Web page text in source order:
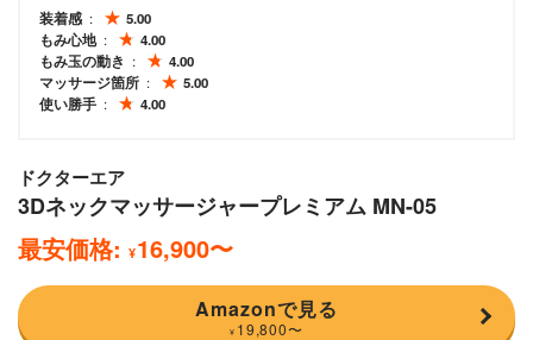
装着感
5.00
もみ心地
4.00
もみ玉の動き
4.00
マッサージ箇所
5.00
使い勝手
4.00
ドクターエア
3Dネックマッサージャープレミアム MN-05
最安価格: ¥16,900〜
Amazonで見る
¥ 19,800〜